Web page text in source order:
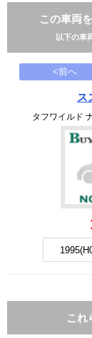
この車両
以下の車
<前へ
ス
タフワイルド
これ